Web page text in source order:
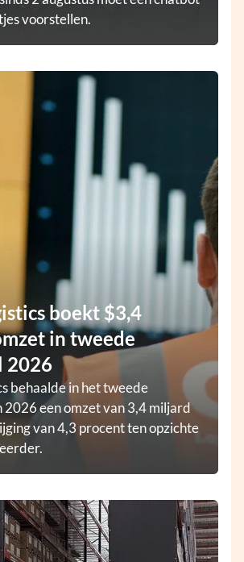
voorstellen.
boekt $3,4
in tweede
2026
behaalde in het tweede
een omzet van 3,4 miljard
van 4,3 procent ten opzichte